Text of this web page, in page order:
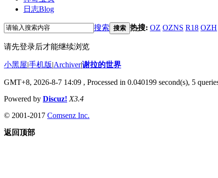
日志Blog
搜索 搜索 热搜: OZ OZNS R18 OZH
请先登录后才能继续浏览
小黑屋|手机版|Archiver|谢拉的世界
GMT+8, 2026-8-7 14:09 , Processed in 0.040199 second(s), 5
Powered by Discuz! X3.4
© 2001-2017 Comsenz Inc.
返回顶部